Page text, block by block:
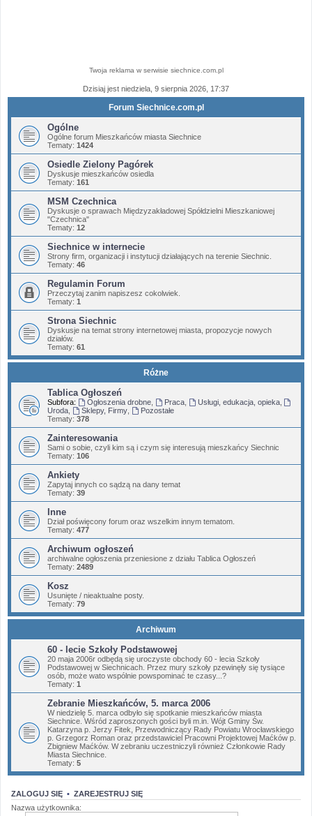
Twoja reklama w serwisie siechnice.com.pl
Dzisiaj jest niedziela, 9 sierpnia 2026, 17:37
Forum Siechnice.com.pl
Ogólne
Ogólne forum Mieszkańców miasta Siechnice
Tematy: 1424
Osiedle Zielony Pagórek
Dyskusje mieszkańców osiedla
Tematy: 161
MSM Czechnica
Dyskusje o sprawach Międzyzakładowej Spółdzielni Mieszkaniowej
"Czechnica"
Tematy: 12
Siechnice w internecie
Strony firm, organizacji i instytucji działających na terenie Siechnic.
Tematy: 46
Regulamin Forum
Przeczytaj zanim napiszesz cokolwiek.
Tematy: 1
Strona Siechnic
Dyskusje na temat strony internetowej miasta, propozycje nowych
działów.
Tematy: 61
Różne
Tablica Ogłoszeń
Subfora: Ogłoszenia drobne, Praca, Usługi, edukacja, opieka,
Uroda
Sklepy, Firmy,
Pozostałe
Tematy: 378
Zainteresowania
Sami o sobie, czyli kim są i czym się interesują mieszkańcy Siechnic
Tematy: 106
Ankiety
Zapytaj innych co sądzą na dany temat
Tematy: 39
Inne
Dział poświęcony forum oraz wszelkim innym tematom.
Tematy: 477
Archiwum ogłoszeń
archiwalne ogłoszenia przeniesione z działu Tablica Ogłoszeń
Tematy: 2489
Kosz
Usunięte / nieaktualne posty.
Tematy: 79
Archiwum
60 - lecie Szkoły Podstawowej
20 maja 2006r odbędą się uroczyste obchody 60 - lecia Szkoły
Podstawowej w Siechnicach. Przez mury szkoły pzewinęły się tysiące
osób, może wato wspólnie powspominać te czasy...?
Tematy: 1
Zebranie Mieszkańców, 5. marca 2006
W niedzielę 5. marca odbyło się spotkanie mieszkańców miasta
Siechnice. Wśród zaproszonych gości byli m.in. Wójt Gminy Św.
Katarzyna p. Jerzy Fitek, Przewodniczący Rady Powiatu Wrocławskiego
p. Grzegorz Roman oraz przedstawiciel Pracowni Projektowej Maćków p.
Zbigniew Maćków. W zebraniu uczestniczyli również Członkowie Rady
Miasta Siechnice.
Tematy: 5
ZALOGUJ SIĘ • ZAREJESTRUJ SIĘ
Nazwa użytkownika: